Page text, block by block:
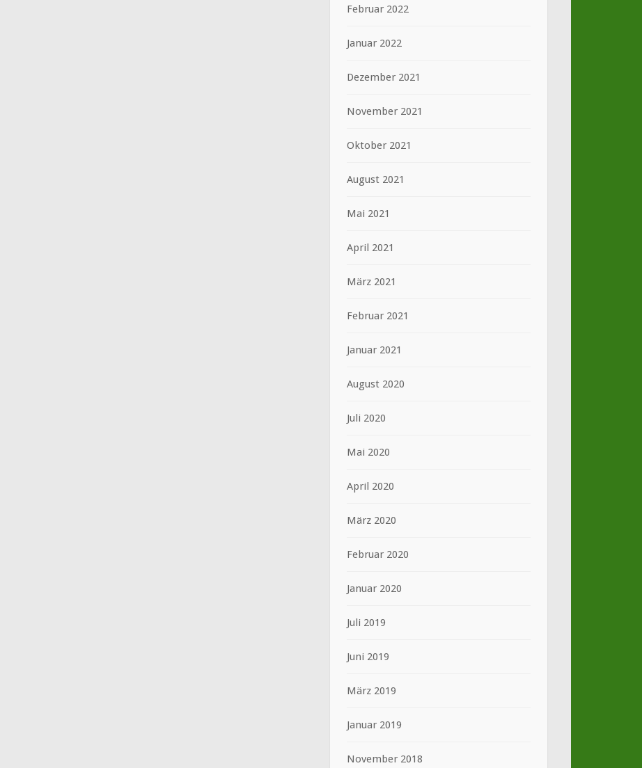
Februar 2022
Januar 2022
Dezember 2021
November 2021
Oktober 2021
August 2021
Mai 2021
April 2021
März 2021
Februar 2021
Januar 2021
August 2020
Juli 2020
Mai 2020
April 2020
März 2020
Februar 2020
Januar 2020
Juli 2019
Juni 2019
März 2019
Januar 2019
November 2018